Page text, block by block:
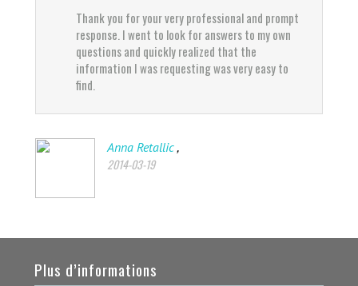
Thank you for your very professional and prompt
response. I went to look for answers to my own
questions and quickly realized that the
information I was requesting was very easy to
find.
Anna Retallic,
2014-03-19
Plus d’informations